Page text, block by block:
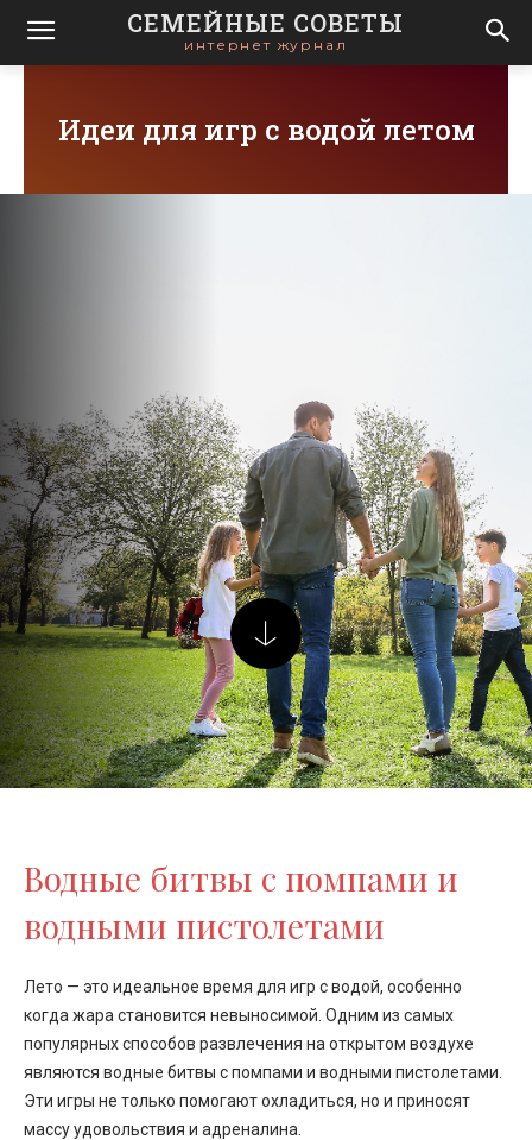
СЕМЕЙНЫЕ СОВЕТЫ
интернет журнал
Идеи для игр с водой летом
Водные битвы с помпами и
водными пистолетами
Лето — это идеальное время для игр с водой, особенно
когда жара становится невыносимой. Одним из самых
популярных способов развлечения на открытом воздухе
являются водные битвы с помпами и водными пистолетами.
Эти игры не только помогают охладиться, но и приносят
массу удовольствия и адреналина.